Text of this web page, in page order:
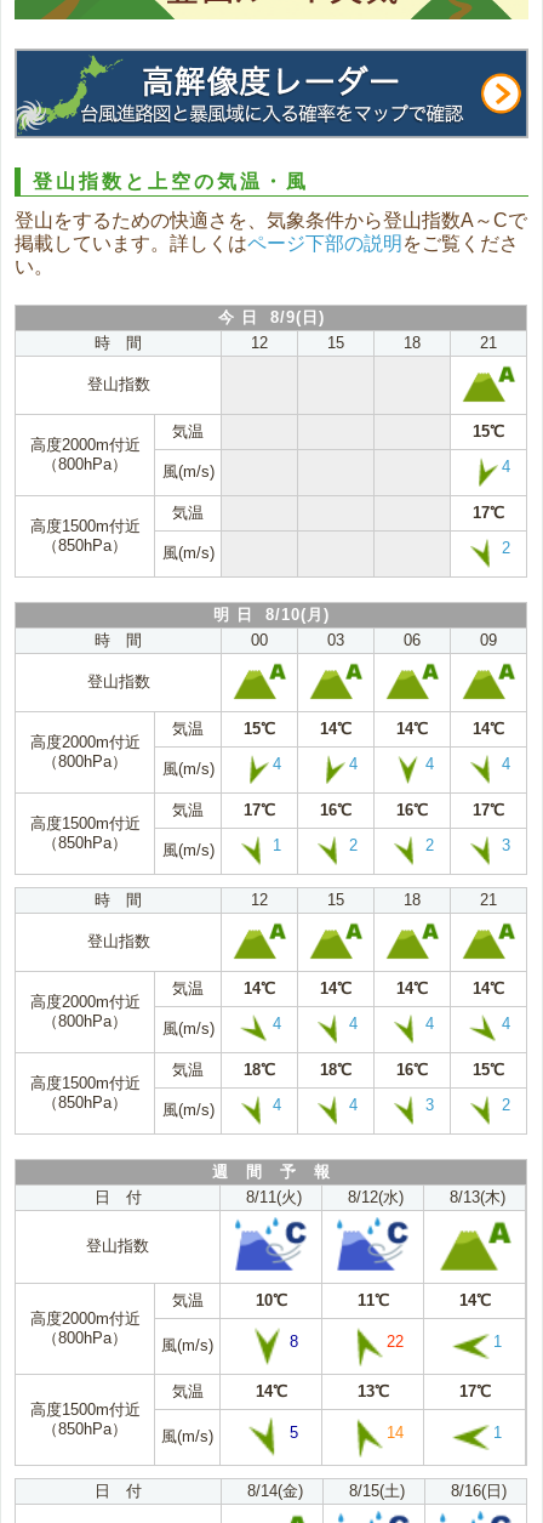
登山指数と上空の気温・風
登山をするための快適さを、気象条件から登山指数A～Cで
掲載しています。詳しくはページ下部の説明 をご覧くださ
い。
今 日 8/9(日)
時 間
12 15 18 21
登山指数
高度2000m付近
（800hPa）
気温 15℃
風(m/s) 4
高度1500m付近
（850hPa）
気温 17℃
風(m/s) 2
明 日 8/10(月)
時 間
00 03 06 09
登山指数
高度2000m付近
（800hPa）
気温 15℃ 14℃ 14℃ 14℃
風(m/s) 4 4 4 4
高度1500m付近
（850hPa）
気温 17℃ 16℃ 16℃ 17℃
風(m/s) 1 2 2 3
時 間 12 15 18 21
登山指数
高度2000m付近
（800hPa）
気温 14℃ 14℃ 14℃ 14℃
風(m/s) 4 4 4 4
高度1500m付近
（850hPa）
気温 18℃ 18℃ 16℃ 15℃
風(m/s) 4 4 3 2
週 間 予 報
日 付
8/11(火) 8/12(水) 8/13(木)
登山指数
高度2000m付近
（800hPa）
気温 10℃ 11℃ 14℃
風(m/s) 8 22 1
高度1500m付近
（850hPa）
気温 14℃ 13℃ 17℃
風(m/s) 5 14 1
日 付 8/14(金) 8/15(土) 8/16(日)